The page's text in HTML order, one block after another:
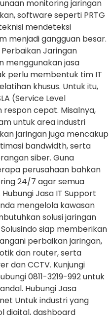
monitoring jaringan
software seperti PRTG
mendeteksi
menjadi gangguan besar.
Jaringan
menggunakan jasa
perlu membentuk tim IT
khusus. Untuk itu,
(Service Level
cepat. Misalnya,
untuk area industri
jaringan juga mencakup
bandwidth, serta
siber. Guna
perusahaan bahkan
24/7 agar semua
Jasa IT Support
mengelola kawasan
solusi jaringan
siap memberikan
perbaikan jaringan,
dan router, serta
dan CCTV. Kunjungi
0811-3219-992 untuk
Hubungi Jasa
Untuk industri yang
digital, dashboard